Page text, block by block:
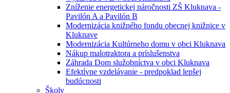
Zníženie energetickej náročnosti ZŠ Kluknava -
Pavilón A a Pavilón B
Modernizácia knižného fondu obecnej knižnice v
Kluknave
Modernizácia Kultúrneho domu v obci Kluknava
Nákup malotraktora a príslušenstva
Záhrada Dom služobníctva v obci Kluknava
Efektívne vzdelávanie - predpoklad lepšej
budúcnosti
Školy